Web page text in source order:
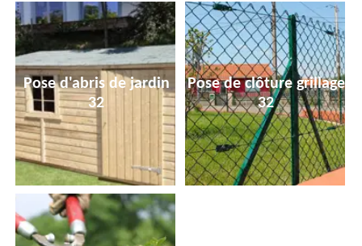
Pose d'abris de jardin
32
Pose de clôture grillage
32